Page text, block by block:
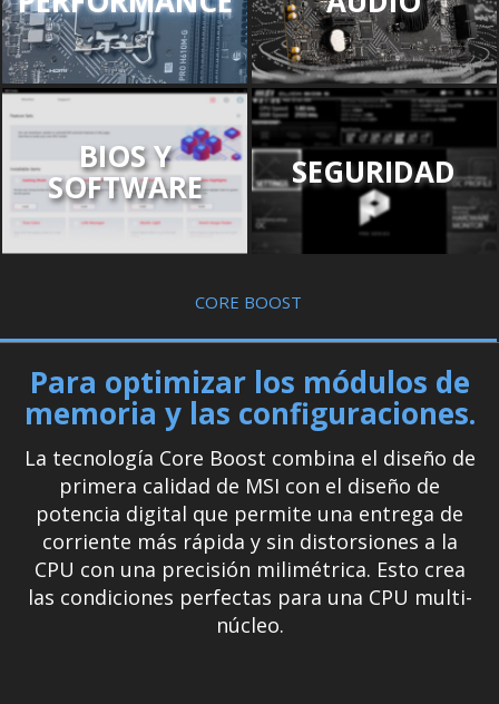
BIOS Y
SOFTWARE SEGURIDAD
CORE BOOST
Para optimizar los módulos de
memoria y las configuraciones.
La tecnología Core Boost combina el diseño de
primera calidad de MSI con el diseño de
potencia digital que permite una entrega de
corriente más rápida y sin distorsiones a la
CPU con una precisión milimétrica. Esto crea
las condiciones perfectas para una CPU multi-
núcleo.